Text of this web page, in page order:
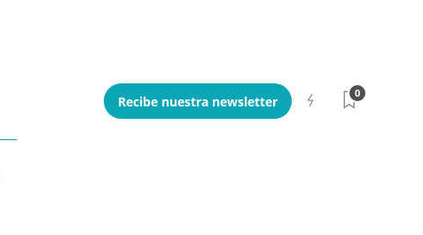
Recibe nuestra newsletter
0